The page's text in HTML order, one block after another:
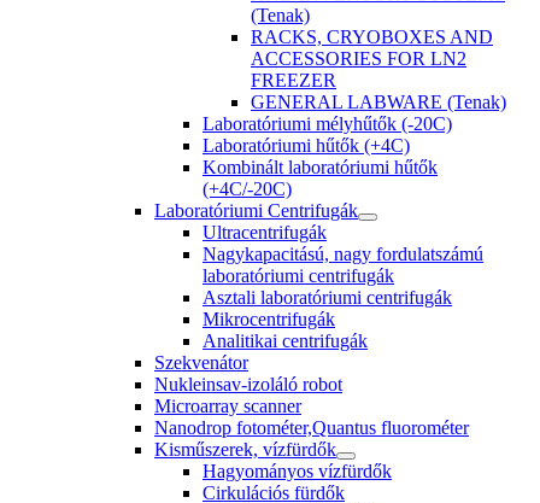
(Tenak)
RACKS, CRYOBOXES AND
ACCESSORIES FOR LN2
FREEZER
GENERAL LABWARE (Tenak)
Laboratóriumi mélyhűtők (-20C)
Laboratóriumi hűtők (+4C)
Kombinált laboratóriumi hűtők
(+4C/-20C)
Laboratóriumi Centrifugák
Ultracentrifugák
Nagykapacitású, nagy fordulatszámú
laboratóriumi centrifugák
Asztali laboratóriumi centrifugák
Mikrocentrifugák
Analitikai centrifugák
Szekvenátor
Nukleinsav-izoláló robot
Microarray scanner
Nanodrop fotométer,Quantus fluorométer
Kisműszerek, vízfürdők
Hagyományos vízfürdők
Cirkulációs fürdők